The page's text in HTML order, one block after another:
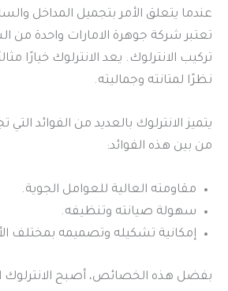
عندما يتعلق الأمر بتجميل المداخل
تعتبر شركة جوهرة الامارات واحدة من
تركيب الانترلوك. يعد الانترلوك خيارًا
نظرًا لمتانته وجماليته.
يتميز الانترلوك بالعديد من الفوائد التي
من بين هذه الفوائد:
مقاومته العالية للعوامل الجوية.
سهولة صيانته وتنظيفه.
إمكانية تشكيله وتصميمه بمختلف
بفضل هذه الخصائص، أصبح الانترلوك